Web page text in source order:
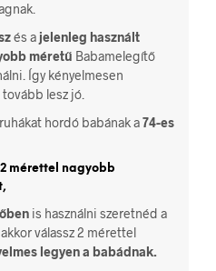
és a jelenleg használt
méretű Babamelegítő
Így kényelmesen
lesz jó.
hordó babának a74-es
mérettel nagyobb
is használni szeretnéd a
válassz 2 mérettel
legyen a babádnak.